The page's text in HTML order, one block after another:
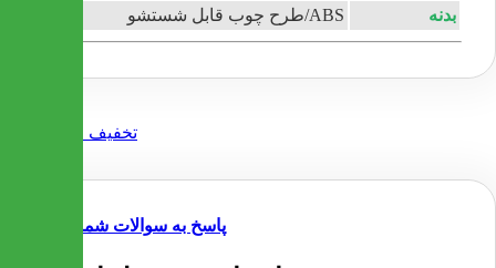
بدنه
ABS/طرح چوب قابل شستشو
پاسخ به سوالات شما